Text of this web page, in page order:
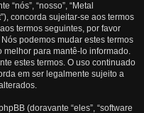
“nós”, “nosso”, “Metal
concorda sujeitar-se aos termos
termos seguintes, por favor
podemos mudar estes termos
melhor para mantê-lo informado.
estes termos. O uso continuado
em ser legalmente sujeito a
(doravante “eles”, “software